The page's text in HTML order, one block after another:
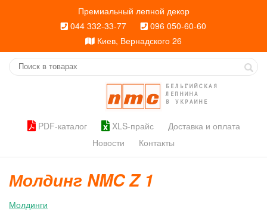
Премиальный лепной декор
044 332-33-77
096 050-60-60
Киев, Вернадского 26
БЕЛЬГИЙСКАЯ
ЛЕПНИНА
В УКРАИНЕ
PDF-каталог XLS-прайс
Доставка и оплата
Новости
Контакты
Молдинг NMC Z 1
Молдинги